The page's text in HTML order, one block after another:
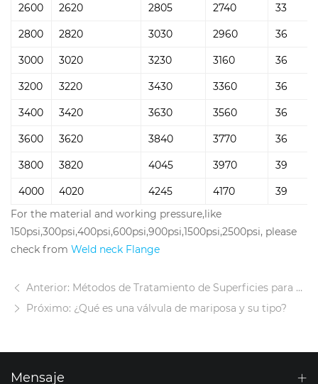
2600
2620 2805 2740
33
2800
2820 3030 2960
36
3000
3020 3230 3160
36
3200
3220 3430 3360
36
3400
3420 3630 3560
36
3600
3620 3840 3770
36
3800
3820 4045 3970
39
4000
4020 4245 4170
39
For the material and working pressure,like
150psi,300psi,400psi,600psi,900psi,1500psi,2500psi, please
check from Weld neck Flange
Anterior: Métodos de Tratamiento de Superficies para Componentes de Válvulas
Próximo: ¿Qué es una válvula de mariposa y su tipo?
Mensaje